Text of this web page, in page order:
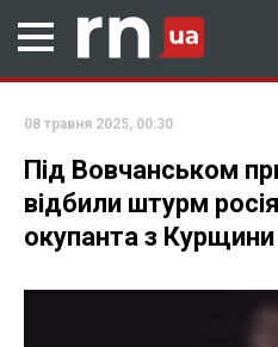
08 травня 2025, 00:30
Під Вовчанськом
відбили штурм
окупанта з Курщини